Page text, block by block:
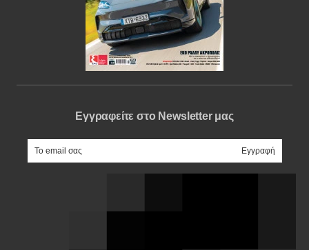
Εγγραφείτε στο Newsletter μας
e-mail